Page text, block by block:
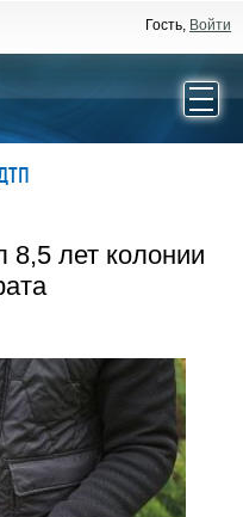
Гость, Войти
лет колонии